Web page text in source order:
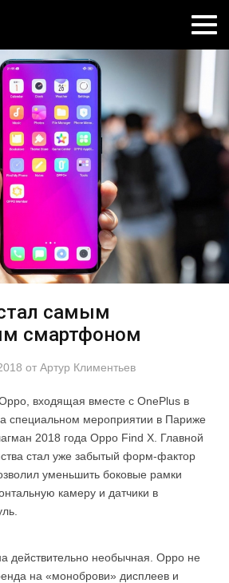
самым
смартфоном
от Артур Климентьев
входящая вместе с OnePlus в
специальном мероприятии в Париже
2018 года Oppo Find X. Главной
стал уже забытый форм-фактор
уменьшить боковые рамки
камеру и датчики в
действительно необычная. Oppo не
на «моноброви» дисплеев и